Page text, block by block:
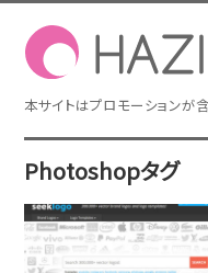
Photoshopタグ